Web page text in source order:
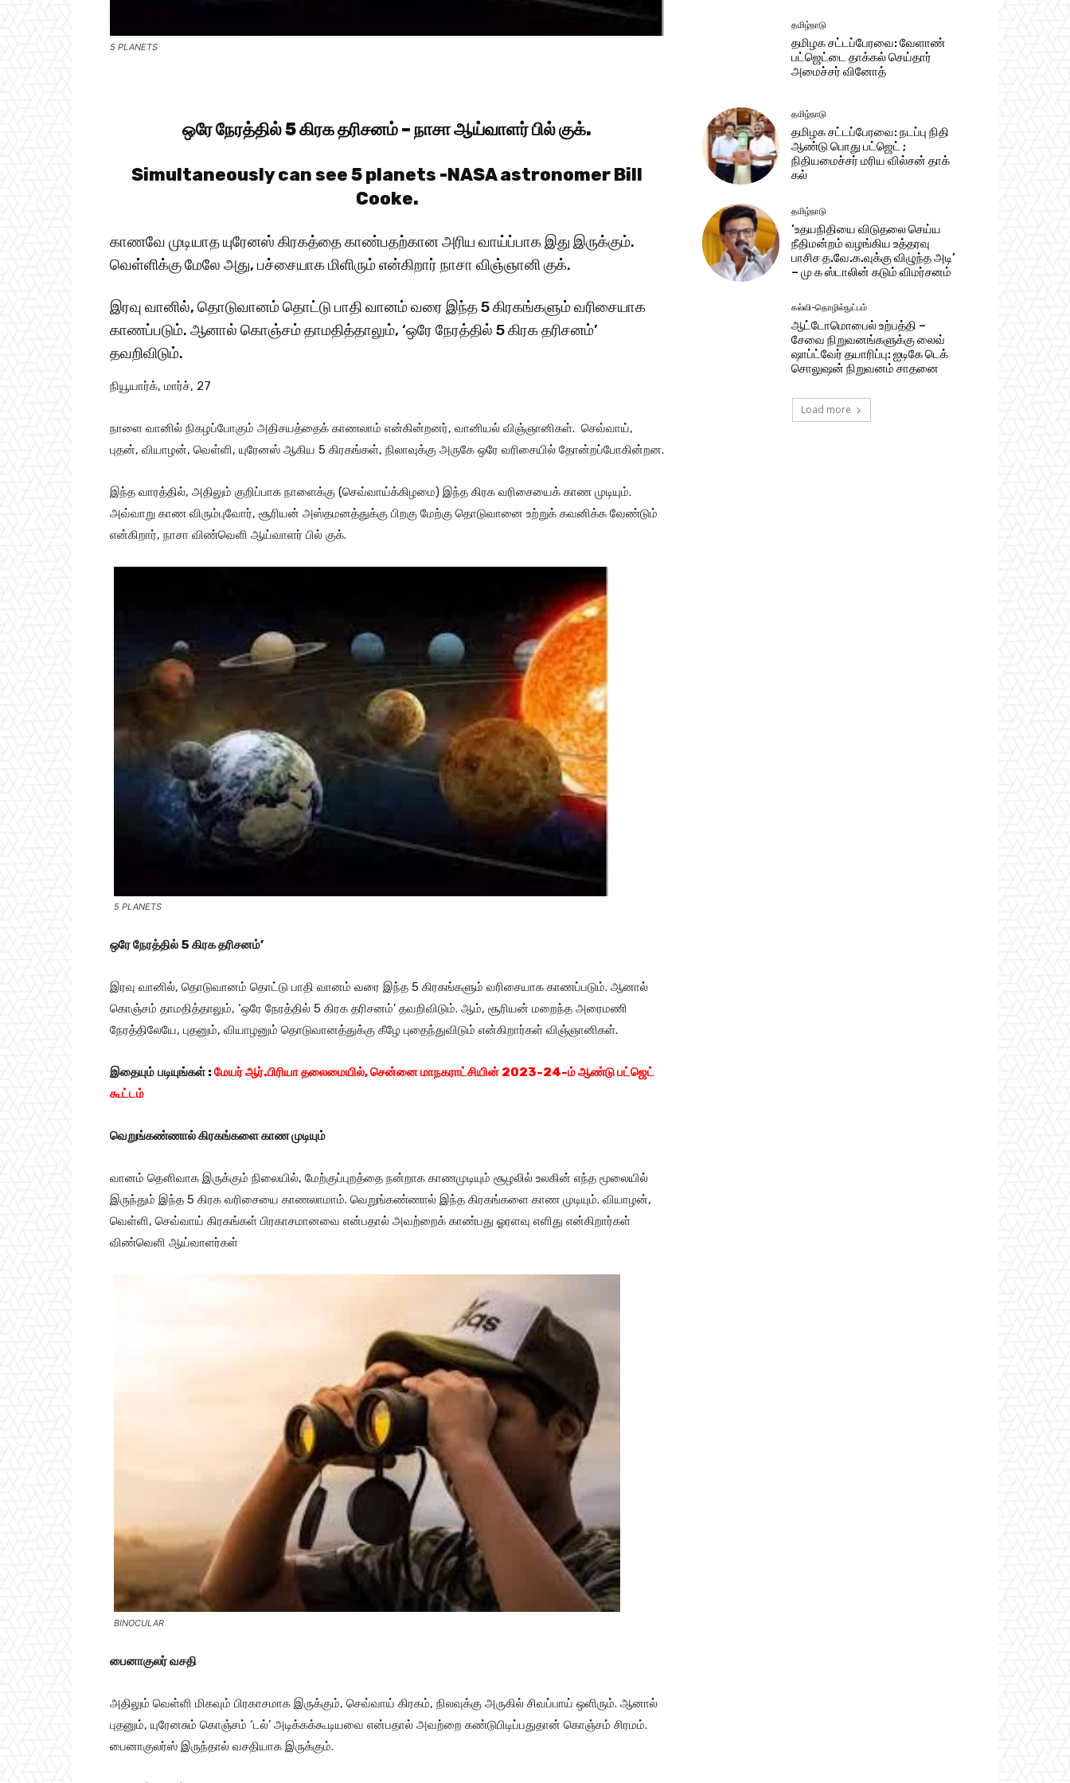
5 PLANETS
ஒரே நேரத்தில் 5 கிரக தரிசனம் – நாசா ஆய்வாளர் பில் குக்.
Simultaneously can see 5 planets -NASA astronomer Bill
Cooke.
காணவே முடியாத யுரேனஸ் கிரகத்தை காண்பதற்கான அரிய வாய்ப்பாக இது இருக்கும்.
வெள்ளிக்கு மேலே அது, பச்சையாக மிளிரும் என்கிறார் நாசா விஞ்ஞானி குக்.
இரவு வானில், தொடுவானம் தொட்டு பாதி வானம் வரை இந்த 5 கிரகங்களும் வரிசையாக
காணப்படும். ஆனால் கொஞ்சம் தாமதித்தாலும், ‘ஒரே நேரத்தில் 5 கிரக தரிசனம்’
தவறிவிடும்.
நியூயார்க், மார்ச், 27
நாளை வானில் நிகழப்போகும் அதிசயத்தைக் காணலாம் என்கின்றனர், வானியல் விஞ்ஞானிகள். செவ்வாய்,
புதன், வியாழன், வெள்ளி, யுரேனஸ் ஆகிய 5 கிரகங்கள், நிலாவுக்கு அருகே ஒரே வரிசையில் தோன்றப்போகின்றன.
இந்த வாரத்தில், அதிலும் குறிப்பாக நாளைக்கு (செவ்வாய்க்கிழமை) இந்த கிரக வரிசையைக் காண முடியும்.
அவ்வாறு காண விரும்புவோர், சூரியன் அஸ்தமனத்துக்கு பிறகு மேற்கு தொடுவானை உற்றுக் கவனிக்க வேண்டும்
என்கிறார், நாசா விண்வெளி ஆய்வாளர் பில் குக்.
5 PLANETS
ஒரே நேரத்தில் 5 கிரக தரிசனம்’
இரவு வானில், தொடுவானம் தொட்டு பாதி வானம் வரை இந்த 5 கிரகங்களும் வரிசையாக காணப்படும். ஆனால்
கொஞ்சம் தாமதித்தாலும், ‘ஒரே நேரத்தில் 5 கிரக தரிசனம்’ தவறிவிடும். ஆம், சூரியன் மறைந்த அரைமணி
நேரத்திலேயே, புதனும், வியாழனும் தொடுவானத்துக்கு கீழே புதைந்துவிடும் என்கிறார்கள் விஞ்ஞானிகள்.
இதையும் படியுங்கள்:மேயர் ஆர்.பிரியா தலைமையில், சென்னை மாநகராட்சியின் 2023-24-ம் ஆண்டு பட்ஜெட்
கூட்டம்
வெறுங்கண்ணால் கிரகங்களை காண முடியும்
வானம் தௌிவாக இருக்கும் நிலையில், மேற்குப்புறத்தை நன்றாக காணமுடியும் சூழலில் உலகின் எந்த மூலையில்
இருந்தும் இந்த 5 கிரக வரிசையை காணலாமாம். வெறுங்கண்ணால் இந்த கிரகங்களை காண முடியும். வியாழன்,
வெள்ளி, செவ்வாய் கிரகங்கள் பிரகாசமானவை என்பதால் அவற்றைக் காண்பது ஓரளவு எளிது என்கிறார்கள்
விண்வெளி ஆய்வாளர்கள்
BINOCULAR
பைனாகுலர் வசதி
அதிலும் வெள்ளி மிகவும் பிரகாசமாக இருக்கும், செவ்வாய் கிரகம், நிலவுக்கு அருகில் சிவப்பாய் ஒளிரும். ஆனால்
புதனும், யுரேனசும் கொஞ்சம் ‘டல்’ அடிக்கக்கூடியவை என்பதால் அவற்றை கண்டுபிடிப்பதுதான் கொஞ்சம் சிரமம்.
பைனாகுலர்ஸ் இருந்தால் வசதியாக இருக்கும்.
தமிழ்நாடு
தமிழக சட்​டப்​பேர​வை: வேளாண்
பட்​ஜெட்டை தாக்கல் செய்தார்
அமைச்சர் வினோத்
தமிழ்நாடு
தமிழக சட்டப்பேரவை: நடப்பு நிதி
ஆண்​டு பொது பட்ஜெட் ;
நிதியமைச்சர் மரிய வில்சன் தாக்​
கல்
தமிழ்நாடு
‘உதயநிதியை விடுதலை செய்ய
நீதிமன்றம் வழங்கிய உத்தரவு
பாசிச த.வே.க.வுக்கு விழுந்த அடி’
– மு க ஸ்டாலின் கடும் விமர்சனம்
கல்வி-தொழில்நுட்பம்
ஆட்டோமொபைல் உற்பத்தி –
சேவை நிறுவனங்களுக்கு லைவ்
ஷாப்ட்வேர் தயாரிப்பு: ஐடிகே டெக்
சொலுஷன் நிறுவனம் சாதனை
Load more